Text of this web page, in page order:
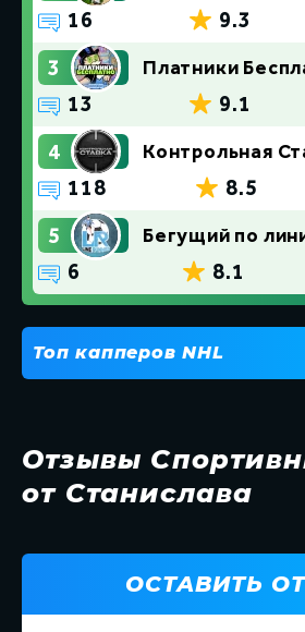
Отзывы
от Станислава
ОСТАВИТЬ
9.3
16
3 Платники
9.1
13
4 Контрольная
8.5
118
5 Бегущий по
8.1
6
Топ капперов NHL
2 Сливаем Випы